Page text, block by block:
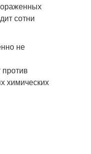
сотни
не
химических